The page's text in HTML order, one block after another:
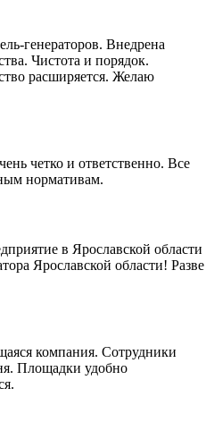
генераторов. Внедрена
Чистота и порядок.
расширяется. Желаю
четко и ответственно. Все
нормативам.
в Ярославской области
Ярославской области! Разве
компания. Сотрудники
Площадки удобно